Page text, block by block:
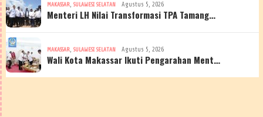
MAKASSAR, SULAWESI SELATAN Agustus 5, 2026
Menteri LH Nilai Transformasi TPA Tamang…
MAKASSAR, SULAWESI SELATAN Agustus 5, 2026
Wali Kota Makassar Ikuti Pengarahan Ment…